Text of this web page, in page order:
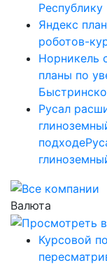
Яндекс
роботов-
Норникель
планы по
Русал
Валюта
Курсовой